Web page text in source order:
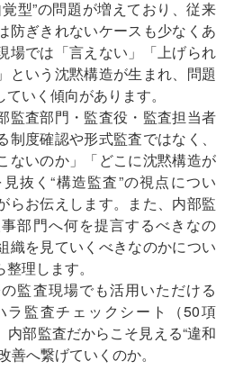
型”の問題が増えており、従来
防ぎきれないケースも少なくあ
場では「言えない」「上げられ
という沈黙構造が生まれ、問題
いく傾向があります。
監査部門・監査役・監査担当者
度確認や形式監査ではなく、
ないのか」「どこに沈黙構造が
抜く“構造監査”の視点につい
らお伝えします。また、内部監
部門へ何を提言するべきなの
織を見ていくべきなのかについ
理します。
監査現場でも活用いただける
ラ監査チェックシート（50項
内部監査だからこそ見える“違和
善へ繋げていくのか。